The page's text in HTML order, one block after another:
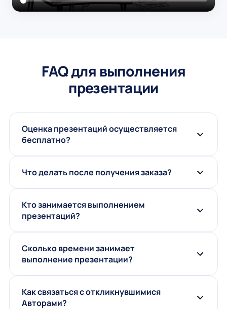
FAQ для выполнения
презентации
Оценка презентаций осуществляется
бесплатно?
Что делать после получения заказа?
Кто занимается выполнением
презентаций?
Сколько времени занимает
выполнение презентации?
Как связаться с откликнувшимися
Авторами?